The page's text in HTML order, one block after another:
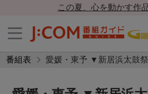
この夏、心を動かす作
番組表 愛媛・東予 ▼新居浜太鼓